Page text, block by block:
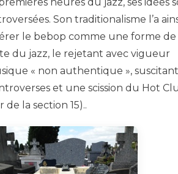
Son traditionalisme l’a
le bebop comme une forme de
du jazz, le rejetant avec vigueur
« non authentique »,
et une scission du Hot
la section 15)..